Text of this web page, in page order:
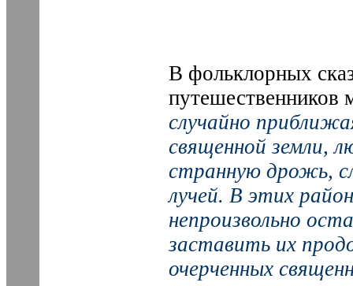
В фольклорных
путешественников
случайно
священной земли,
странную дрожь,
лучей. В этих
непроизвольно
заставить их
очерченных